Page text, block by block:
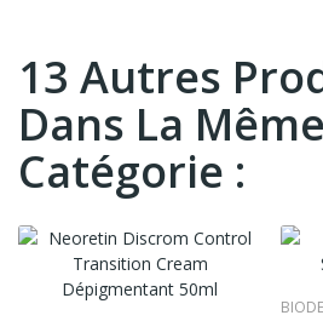
13 Autres
Dans La Même
Catégorie :